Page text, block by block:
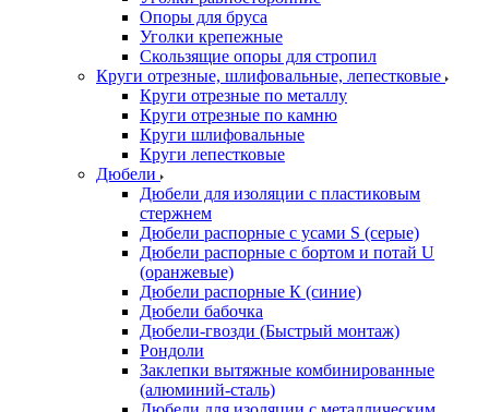
Опоры для бруса
Уголки крепежные
Скользящие опоры для стропил
Круги отрезные, шлифовальные, лепестковые
Круги отрезные по металлу
Круги отрезные по камню
Круги шлифовальные
Круги лепестковые
Дюбели
Дюбели для изоляции с пластиковым
стержнем
Дюбели распорные с усами S (серые)
Дюбели распорные c бортом и потай U
(оранжевые)
Дюбели распорные К (синие)
Дюбели бабочка
Дюбели-гвозди (Быстрый монтаж)
Рондоли
Заклепки вытяжные комбинированные
(алюминий-сталь)